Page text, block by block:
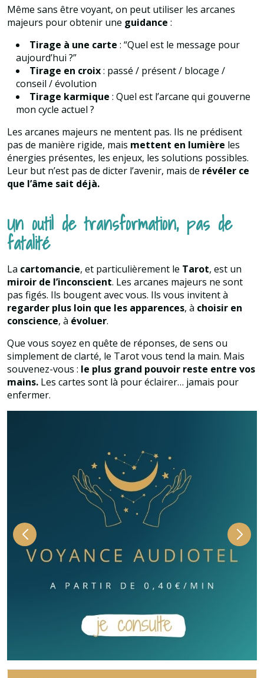
Même sans être voyant, on peut utiliser les arcanes
majeurs pour obtenir une guidance :
Tirage à une carte : “Quel est le message pour
aujourd’hui ?”
Tirage en croix: passé / présent / blocage /
conseil / évolution
Tirage karmique : Quel est l’arcane qui gouverne
mon cycle actuel ?
Les arcanes majeurs ne mentent pas. Ils ne prédisent
pas de manière rigide, mais mettent en lumière les
énergies présentes, les enjeux, les solutions possibles.
Leur but n’est pas de dicter l’avenir, mais de révéler ce
que l’âme sait déjà.
Un outil de transformation, pas de
fatalité
La cartomancie, et particulièrement le Tarot, est un
miroir de l’inconscient. Les arcanes majeurs ne sont
pas figés. Ils bougent avec vous. Ils vous invitent à
regarder plus loin que les apparences, à choisir en
conscience, à évoluer.
Que vous soyez en quête de réponses, de sens ou
simplement de clarté, le Tarot vous tend la main. Mais
souvenez-vous : le plus grand pouvoir reste entre vos
mains. Les cartes sont là pour éclairer… jamais pour
enfermer.